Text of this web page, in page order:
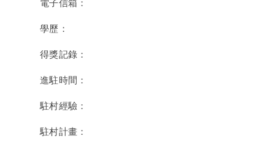
電子信箱：
學歷：
得獎記錄：
進駐時間：
駐村經驗：
駐村計畫：